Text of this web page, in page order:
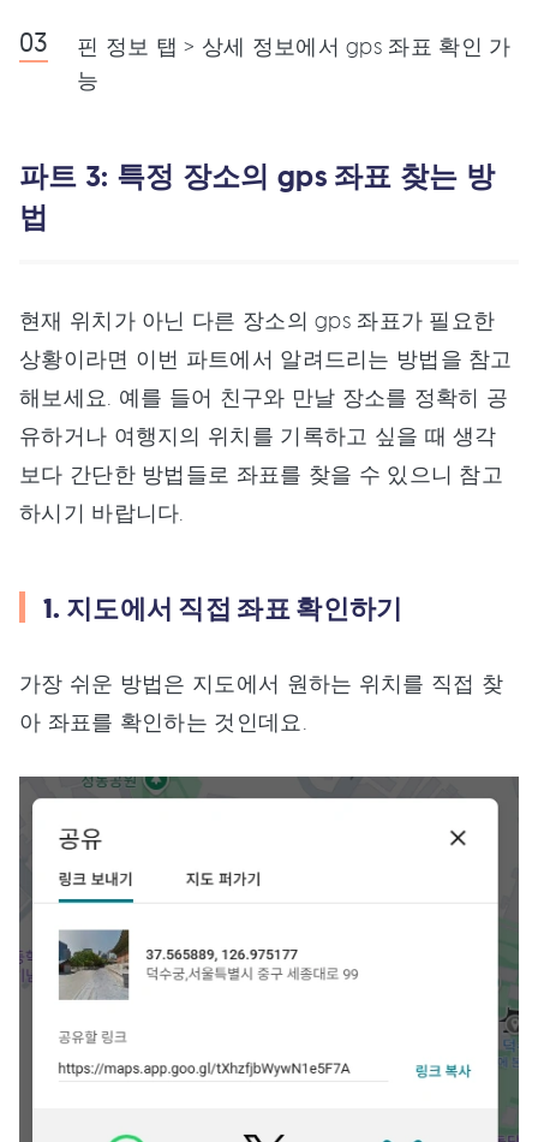
핀 정보 탭 > 상세 정보에서 gps 좌표 확인 가
능
파트 3: 특정 장소의 gps 좌표 찾는 방
법
현재 위치가 아닌 다른 장소의 gps 좌표가 필요한
상황이라면 이번 파트에서 알려드리는 방법을 참고
해보세요. 예를 들어 친구와 만날 장소를 정확히 공
유하거나 여행지의 위치를 기록하고 싶을 때 생각
보다 간단한 방법들로 좌표를 찾을 수 있으니 참고
하시기 바랍니다.
1. 지도에서 직접 좌표 확인하기
가장 쉬운 방법은 지도에서 원하는 위치를 직접 찾
아 좌표를 확인하는 것인데요.